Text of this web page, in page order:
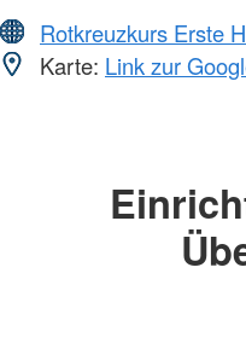
Rotkreuzkurs Erste
Karte: Link zur